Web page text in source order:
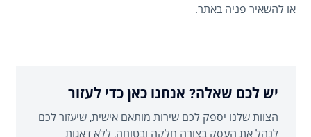
או להשאיר פניה באתר.
יש לכם שאלה? אנחנו כאן כדי לעזור
הצוות שלנו יספק לכם שירות מותאם אישית, שיעזור לכם
לנהל את העסק בצורה חלקה ובטוחה, ללא דאגות